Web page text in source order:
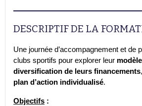
DESCRIPTIF DE LA
Une journée d’accompagnement et de
clubs sportifs pour explorer leur
diversification de leurs financements
plan d’action individualisé.
Objectifs :